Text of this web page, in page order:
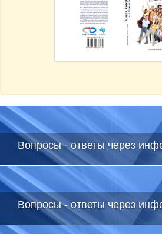
Вопросы - ответы через
Вопросы - ответы через